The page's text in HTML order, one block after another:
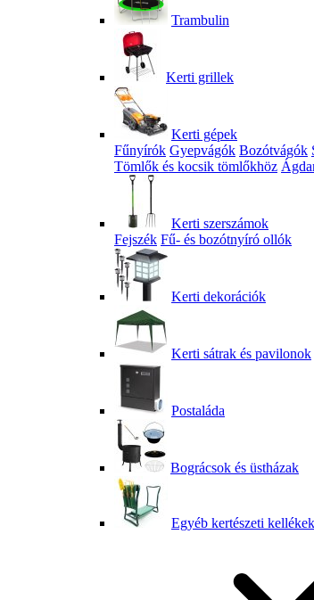
Trambulin
Kerti grillek
Kerti gépek
Fűnyírók Gyepvágók Bozótvágók
Tömlők és kocsik tömlőkhöz
Kerti szerszámok
Fejszék Fű- és bozótnyíró ollók
Kerti dekorációk
Kerti sátrak és pavilonok
Postaláda
Bográcsok és üstházak
Egyéb kertészeti kellékek